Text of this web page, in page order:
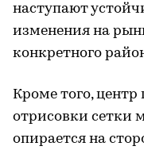
наступают
изменения на
конкретного
Кроме того,
отрисовки сетки
опирается на